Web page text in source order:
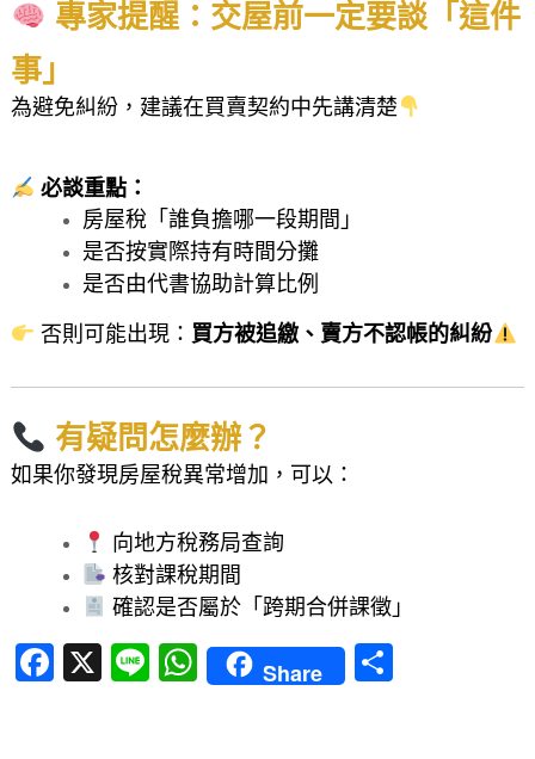
專家提醒：交屋前一定要談「這件
事」
為避免糾紛，建議在買賣契約中先講清楚
必談重點：
房屋稅「誰負擔哪一段期間」
是否按實際持有時間分攤
是否由代書協助計算比例
否則可能出現： 買方被追繳、賣方不認帳的糾紛
有疑問怎麼辦？
如果你發現房屋稅異常增加，可以：
向地方稅務局查詢
核對課稅期間
確認是否屬於「跨期合併課徵」
F X Li W
h
Share
分